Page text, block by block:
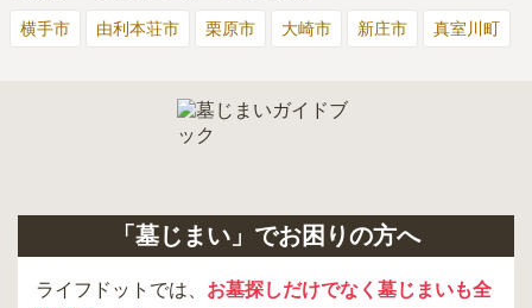
横手市 由利本荘市 栗原市 大崎市 新庄市 真室川町
「墓じまい」でお困りの方へ
ライフドットでは、 お墓探しだけでなく墓じまいも全